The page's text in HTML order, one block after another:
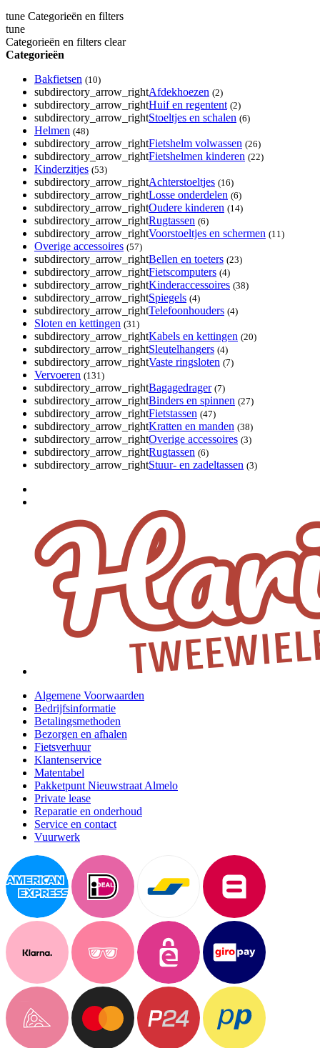
tune Categorieën en filters
tune
Categorieën en filters clear
Categorieën
Bakfietsen (10)
subdirectory_arrow_rightAfdekhoezen (2)
subdirectory_arrow_rightHuif en regentent (2)
subdirectory_arrow_rightStoeltjes en schalen (6)
Helmen (48)
subdirectory_arrow_rightFietshelm volwassen (26)
subdirectory_arrow_rightFietshelmen kinderen (22)
Kinderzitjes (53)
subdirectory_arrow_rightAchterstoeltjes (16)
subdirectory_arrow_rightLosse onderdelen (6)
subdirectory_arrow_rightOudere kinderen (14)
subdirectory_arrow_rightRugtassen (6)
subdirectory_arrow_rightVoorstoeltjes en schermen (11)
Overige accessoires (57)
subdirectory_arrow_rightBellen en toeters (23)
subdirectory_arrow_rightFietscomputers (4)
subdirectory_arrow_rightKinderaccessoires (38)
subdirectory_arrow_rightSpiegels (4)
subdirectory_arrow_rightTelefoonhouders (4)
Sloten en kettingen (31)
subdirectory_arrow_rightKabels en kettingen (20)
subdirectory_arrow_rightSleutelhangers (4)
subdirectory_arrow_rightVaste ringsloten (7)
Vervoeren (131)
subdirectory_arrow_rightBagagedrager (7)
subdirectory_arrow_rightBinders en spinnen (27)
subdirectory_arrow_rightFietstassen (47)
subdirectory_arrow_rightKratten en manden (38)
subdirectory_arrow_rightOverige accessoires (3)
subdirectory_arrow_rightRugtassen (6)
subdirectory_arrow_rightStuur- en zadeltassen (3)
Algemene Voorwaarden
Bedrijfsinformatie
Betalingsmethoden
Bezorgen en afhalen
Fietsverhuur
Klantenservice
Matentabel
Pakketpunt Nieuwstraat Almelo
Private lease
Reparatie en onderhoud
Service en contact
Vuurwerk